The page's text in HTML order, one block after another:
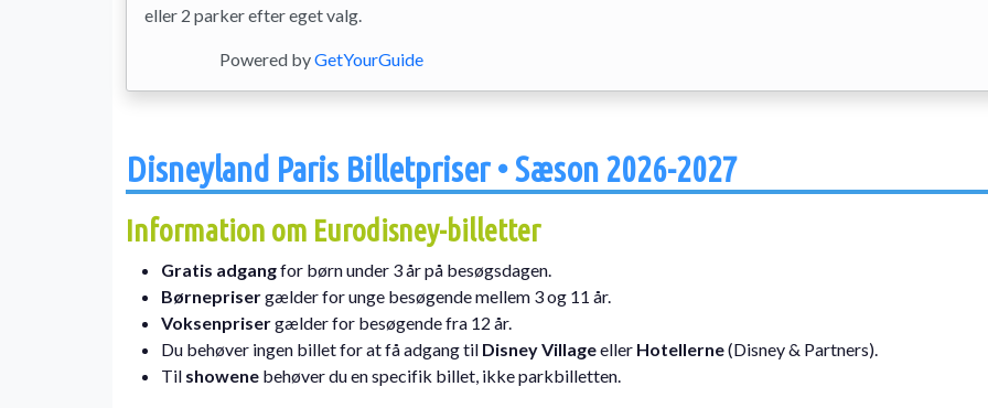
eller 2 parker efter eget valg.
Powered byGetYourGuide
Disneyland Paris Billetpriser • Sæson 2026-2027
Information om Eurodisney-billetter
Gratis adgangfor børn under 3 år på besøgsdagen.
Børneprisergælder for unge besøgende mellem 3 og 11 år.
Voksenprisergælder for besøgende fra 12 år.
Du behøver ingen billet for at få adgang til Disney Villageeller Hotellerne(Disney & Partners).
Til showene behøver du en specifik billet, ikke parkbilletten.